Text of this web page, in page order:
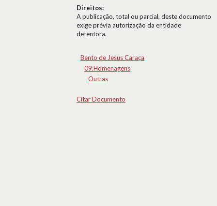
Direitos:
A publicação, total ou parcial, deste documento
exige prévia autorização da entidade
detentora.
Bento de Jesus Caraça
09.Homenagens
Outras
Citar Documento